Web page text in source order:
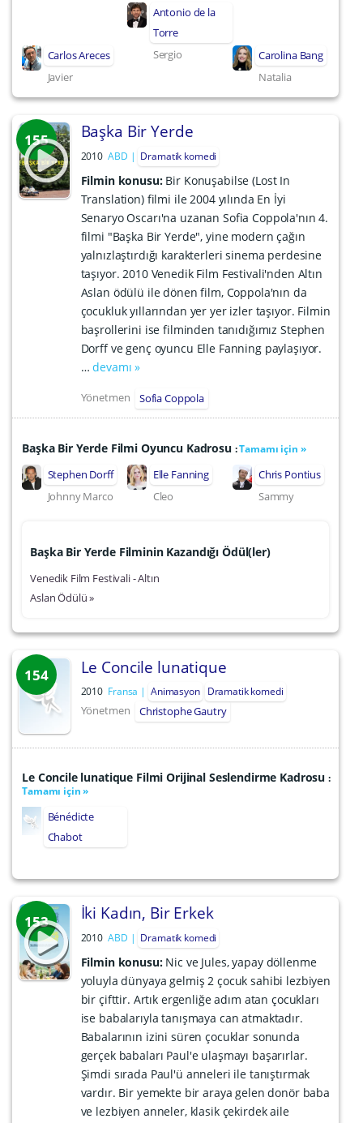
Carlos Areces
Javier
Antonio de la
Torre
Sergio
Carolina Bang
Natalia
155 Başka Bir Yerde
2010 ABD Dramatik komedi
Filmin konusu: Bir Konuşabilse (Lost In
Translation) filmi ile 2004 yılında En İyi
Senaryo Oscarı'na uzanan Sofia Coppola'nın 4.
filmi "Başka Bir Yerde", yine modern çağın
yalnızlaştırdığı karakterleri sinema perdesine
taşıyor. 2010 Venedik Film Festivali'nden Altın
Aslan ödülü ile dönen film, Coppola'nın da
çocukluk yıllarından yer yer izler taşıyor. Filmin
başrollerini ise filminden tanıdığımız Stephen
Dorff ve genç oyuncu Elle Fanning paylaşıyor.
…devamı »
Yönetmen Sofia Coppola
Başka Bir Yerde Filmi Oyuncu Kadrosu :Tamamı için »
Stephen Dorff
Johnny Marco
Elle Fanning
Cleo
Chris Pontius
Sammy
Başka Bir Yerde Filminin Kazandığı Ödül(ler)
Venedik Film Festivali - Altın
Aslan Ödülü »
154 Le Concile lunatique
2010 Fransa Animasyon
Dramatik komedi
Yönetmen
Christophe Gautry
Le Concile lunatique Filmi Orijinal Seslendirme Kadrosu :
Tamamı için »
Bénédicte
Chabot
153 İki Kadın, Bir Erkek
2010 ABD Dramatik komedi
Filmin konusu: Nic ve Jules, yapay döllenme
yoluyla dünyaya gelmiş 2 çocuk sahibi lezbiyen
bir çifttir. Artık ergenliğe adım atan çocukları
ise babalarıyla tanışmaya can atmaktadır.
Babalarının izini süren çocuklar sonunda
gerçek babaları Paul'e ulaşmayı başarırlar.
Şimdi sırada Paul'ü anneleri ile tanıştırmak
vardır. Bir yemekte bir araya gelen donör baba
ve lezbiyen anneler, klasik çekirdek aile